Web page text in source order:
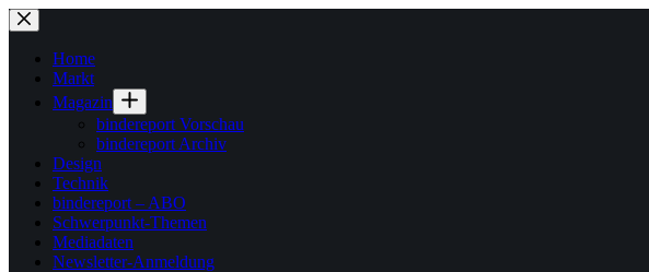
Zum
Inhalt
springenHome
Markt
Magazin
bindereport Vorschau
bindereport Archiv
Design
Technik
bindereport – ABO
Schwerpunkt-Themen
Mediadaten
Newsletter-Anmeldung